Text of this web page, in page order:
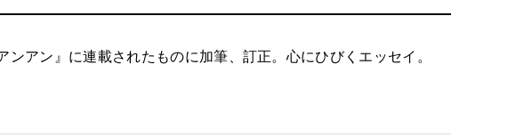
アン』に連載されたものに加筆、訂正。心にひびくエッセイ。